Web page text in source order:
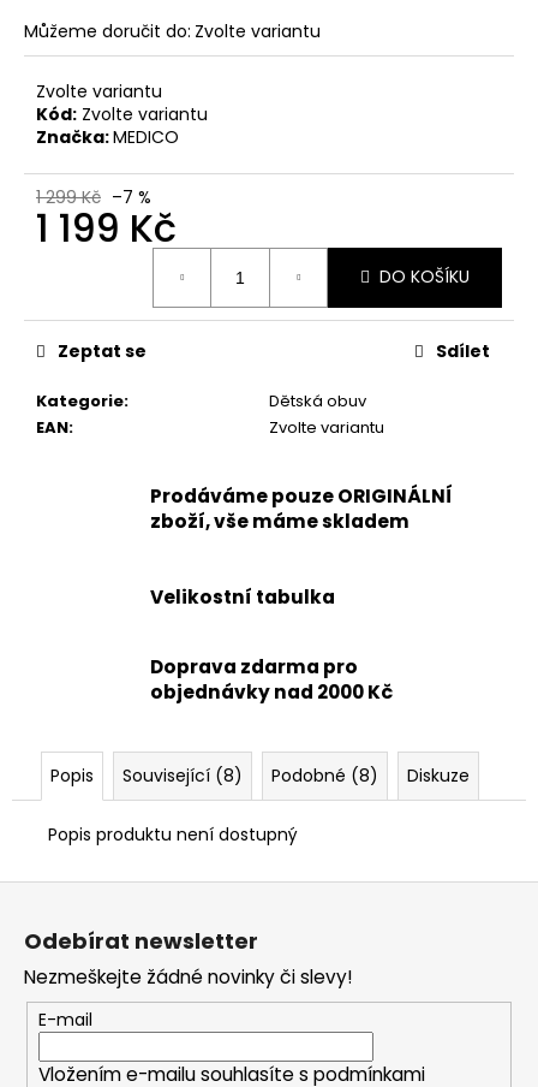
Můžeme doručit do: Zvolte variantu
Zvolte variantu
Kód: Zvolte variantu
Značka:MEDICO
1 299 Kč –7 %
1 199 Kč
DO KOŠÍKU
Kategorie:
Dětská obuv
EAN: Zvolte variantu
Zeptat se Sdílet
Prodáváme pouze ORIGINÁLNÍ
zboží, vše máme skladem
Velikostní tabulka
Doprava zdarma pro
objednávky nad 2000 Kč
Popis Související (8) Podobné (8) Diskuze
Popis produktu není dostupný
SANDÁLY
KEEN
NEWPORT
KOŽENÉ
799
Z
Odebírat newsletter
Nezmeškejte žádné novinky či slevy!
E-mail
Vložením e-mailu souhlasíte s podmínkami